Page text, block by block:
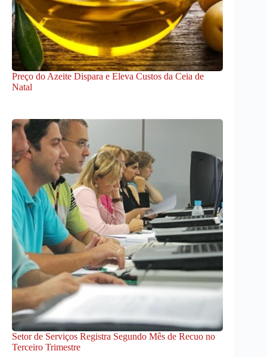
Preço do Azeite Dispara e Eleva Custos da Ceia de
Natal
Setor de Serviços Registra Segundo Mês de Recuo no
Terceiro Trimestre